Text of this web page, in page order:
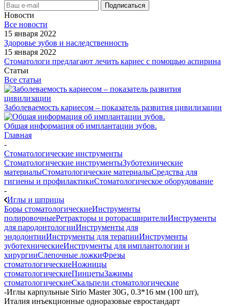
Новости
Все новости
15 января 2022
Здоровье зубов и наследственность
15 января 2022
Стоматологи предлагают лечить кариес с помощью аспирина
Статьи
Все статьи
Заболеваемость кариесом – показатель развития цивилизации
Общая информация об имплантации зубов.
Главная
-
Стоматологические инструменты
Стоматологические инструментыЗуботехнические
материалыСтоматологические материалыСредства для
гигиены и профилактикиСтоматологическое оборудование
-
Иглы и шприцы
Боры стоматологическиеИнструменты
полировочныеРетракторы и роторасширителиИнструменты
для пародонтологииИнструменты для
эндодонтииИнструменты для терапииИнструменты
зуботехническиеИнструменты для имплантологии и
хирургииСлепочные ложкиФрезы
стоматологическиеНожницы
стоматологическиеПинцетыЗажимы
стоматологическиеСкальпели стоматологические
-Иглы карпульные Sirio Master 30G, 0.3*16 мм (100 шт),
Италия инъекционные одноразовые евростандарт